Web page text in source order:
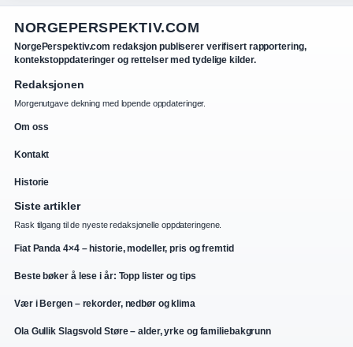
NORGEPERSPEKTIV.COM
NorgePerspektiv.com redaksjon publiserer verifisert rapportering,
kontekstoppdateringer og rettelser med tydelige kilder.
Redaksjonen
Morgenutgave dekning med lopende oppdateringer.
Om oss
Kontakt
Historie
Siste artikler
Rask tilgang til de nyeste redaksjonelle oppdateringene.
Fiat Panda 4×4 – historie, modeller, pris og fremtid
Beste bøker å lese i år: Topp lister og tips
Vær i Bergen – rekorder, nedbør og klima
Ola Gullik Slagsvold Støre – alder, yrke og familiebakgrunn